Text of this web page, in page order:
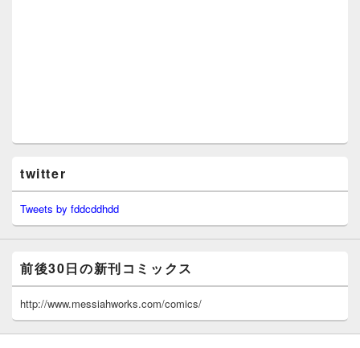
twitter
Tweets by fddcddhdd
前後30日の新刊コミックス
http://www.messiahworks.com/comics/